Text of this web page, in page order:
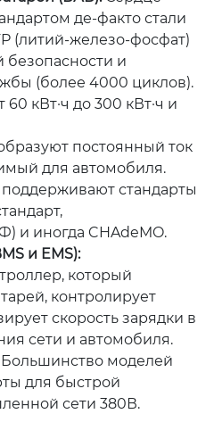
де-факто стали
(литий-железо-фосфат)
безопасности и
(более 4000 циклов).
кВт·ч до 300 кВт·ч и
постоянный ток
для автомобиля.
стандарты
и иногда CHAdeMO.
и EMS):
который
контролирует
скорость зарядки в
сети и автомобиля.
моделей
для быстрой
сети 380В.